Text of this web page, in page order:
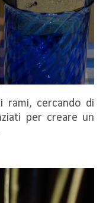
rami, cercando di
per creare un